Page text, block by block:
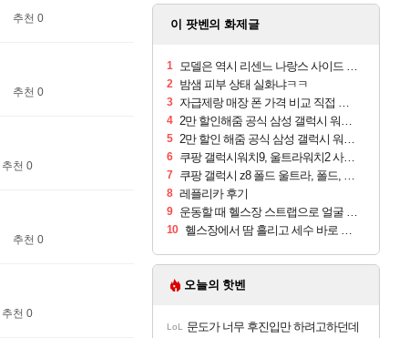
추천 0
추천 0
추천 0
추천 0
추천 0
이 팟벤의 화제글
1 모델은 역시 리센느 나랑스 사이드 1.25L 1박스
2 밤샘 피부 상태 실화냐ㅋㅋ
3 자급제랑 매장 폰 가격 비교 직접 안가도 되네요
4 2만 할인해줌 공식 삼성 갤럭시 워치9 크림, 40mm, 블루투스
5 2만 할인 해줌 공식 삼성 갤럭시 워치9 실버, 44mm, 블루투스
6 쿠팡 갤럭시워치9, 울트라워치2 사전구매 혜택 받아보세요
7 쿠팡 갤럭시 z8 폴드 울트라, 폴드, 플립 사전예약
8 레플리카 후기
9 운동할 때 헬스장 스트랩으로 얼굴 만졌다가 볼 뒤집어짐
10 헬스장에서 땀 흘리고 세수 바로 안 하면 트러블 나냐?
오늘의 핫벤
LoL 문도가 너무 후진입만 하려고하던데